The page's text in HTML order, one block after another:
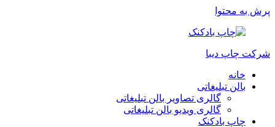
پرش به محتوا
شرکت چاپ دیبا
خانه
بالن تبلیغاتی
گالری تصاویر بالن تبلیغاتی
گالری ویدیو بالن تبلیغاتی
چاپ بادکنک